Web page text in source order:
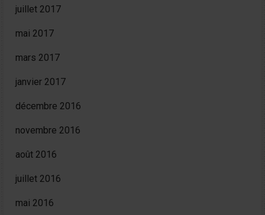
juillet 2017
mai 2017
mars 2017
janvier 2017
décembre 2016
novembre 2016
août 2016
juillet 2016
mai 2016